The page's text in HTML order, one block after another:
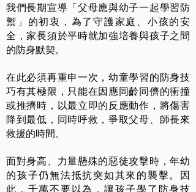
我們長期宣導「父母應與幼子一起學習防
禦」的初衷，為了守護家庭、小孩的安
全，家長須於平時就加強培養與孩子之間
的防身默契。
在此必須再重申一次，幼童學習的防身技
巧有其極限，只能在因應同齡同儕的衝撞
或推擠時，以最立即的反應動作，將傷害
降到最低，同時呼救，爭取父母、師長來
救援的時間。
面對身高、力量懸殊的惡徒攻擊時，年幼
的孩子仍無法抵抗突如其來的襲擊。因
此，千萬不要以為，讓孩子學了防身技